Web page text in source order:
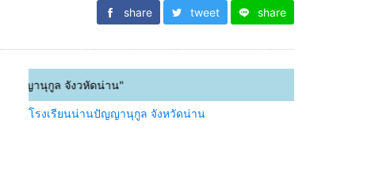
share tweet share
ล จังวหัดน่าน"
โรงเรียนน่านปัญญานุกูล จังหวัดน่าน